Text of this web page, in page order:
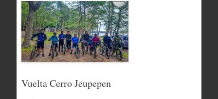
Vuelta Cerro Jeupepen